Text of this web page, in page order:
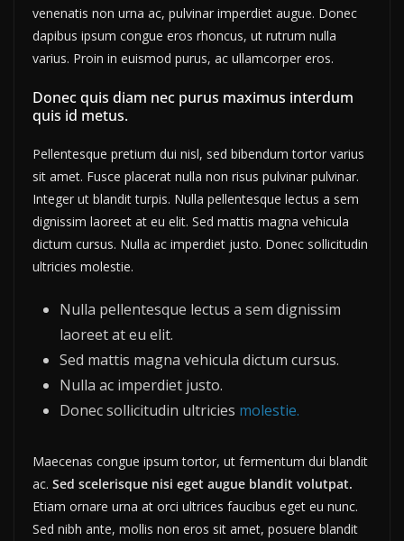
venenatis non urna ac, pulvinar imperdiet augue. Donec
dapibus ipsum congue eros rhoncus, ut rutrum nulla
varius. Proin in euismod purus, ac ullamcorper eros.
Donec quis diam nec purus maximus interdum
quis id metus.
Pellentesque pretium dui nisl, sed bibendum tortor varius
sit amet. Fusce placerat nulla non risus pulvinar pulvinar.
Integer ut blandit turpis. Nulla pellentesque lectus a sem
dignissim laoreet at eu elit. Sed mattis magna vehicula
dictum cursus. Nulla ac imperdiet justo. Donec sollicitudin
ultricies molestie.
Nulla pellentesque lectus a sem dignissim
laoreet at eu elit.
Sed mattis magna vehicula dictum cursus.
Nulla ac imperdiet justo.
Donec sollicitudin ultricies molestie.
Maecenas congue ipsum tortor, ut fermentum dui blandit
ac. Sed scelerisque nisi eget augue blandit volutpat.
Etiam ornare urna at orci ultrices faucibus eget eu nunc.
Sed nibh ante, mollis non eros sit amet, posuere blandit